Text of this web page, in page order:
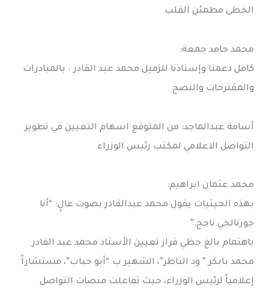
الخطى مطمئن القلب
محمد حامد جمعة:
كامل دعمنا وإسنادنا للزميل محمد عبد القادر . بالمبادرات
والمقترحات والنصح
أسامة عبدالماجد: من المتوقع اسهام التعيين في تطوير
التواصل الاعلامي لمكتب رئيس الوزراء
محمد عثمان ابراهيم:
بهذه الحيثيات يقول محمد عبدالقادر بصوت عالٍ: “أنا
جورنالجي ناجح.”
باهتمام بالغ حظي قرار تعيين الأستاذ محمد عبد القادر
محمد بابكر ” ود الناظر”، الشهير ب “أبو حباب”، مستشاراً
إعلامياً لرئيس الوزراء، حيث تفاعلت منصات التواصل